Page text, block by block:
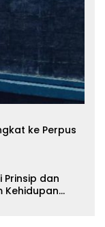
ke Perpus
Prinsip dan
Kehidupan